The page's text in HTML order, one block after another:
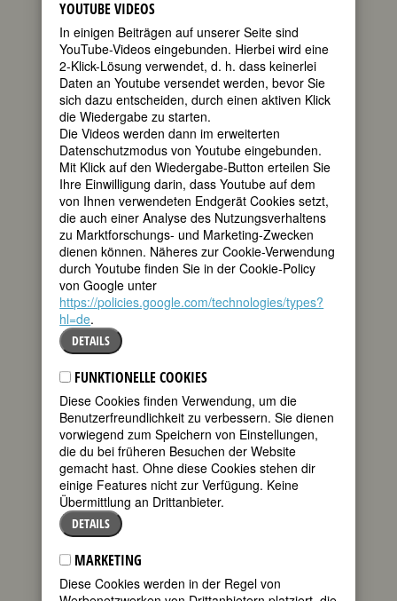
Malerin,
Karikaturistin, Grafikerin, Comic-
Zeichnerin, Illustratorin und
Schriftstellerin, Dramaturgin und
Bühnenbildnerin
25. Todestag am 27. Juni 2026
Biografie•Weblinks •Literatur &
Quellen
BIOGRAFIE
teilen
tweet
mail
“Studio” war für
sie ein anderes
Wort für
„Zuhause“, waren
ihre Eltern doch
beide
KünstlerInnen: Ihr Vater, der
finnlandschwedische Bildhauer Viktor
Jansson, genannt Faffan, und ihre aus
Hammarsten, genannt Ham,
Illustratorin. Und so wuchs Tove
Jansson mit ihren beiden jüngeren
Brüdern in einer Umgebung auf, in der
das Wichtigste im Leben war, Kunst zu
schaffen. Arbeit und Leben waren in
ihrer Familie nie getrennt, ständig
entstand Neues.
Während sie mit ihrem Vater – einem
antisemitischen Patrioten - eine Art
Hass-Liebe verband, da ihre
YOUTUBE VIDEOS
In einigen Beiträgen auf unserer Seite sind
YouTube-Videos eingebunden. Hierbei wird eine
2-Klick-Lösung verwendet, d. h. dass keinerlei
Daten an Youtube versendet werden, bevor Sie
sich dazu entscheiden, durch einen aktiven Klick
die Wiedergabe zu starten.
Die Videos werden dann im erweiterten
Datenschutzmodus von Youtube eingebunden.
Mit Klick auf den Wiedergabe-Button erteilen Sie
Ihre Einwilligung darin, dass Youtube auf dem
von Ihnen verwendeten Endgerät Cookies setzt,
die auch einer Analyse des Nutzungsverhaltens
zu Marktforschungs- und Marketing-Zwecken
dienen können. Näheres zur Cookie-Verwendung
durch Youtube finden Sie in der Cookie-Policy
von Google unter
https://policies.google.com/technologies/types?
hl=de.
DETAILS
FUNKTIONELLE COOKIES
Diese Cookies finden Verwendung, um die
Benutzerfreundlichkeit zu verbessern. Sie dienen
vorwiegend zum Speichern von Einstellungen,
die du bei früheren Besuchen der Website
gemacht hast. Ohne diese Cookies stehen dir
einige Features nicht zur Verfügung. Keine
Übermittlung an Drittanbieter.
DETAILS
MARKETING
Diese Cookies werden in der Regel von